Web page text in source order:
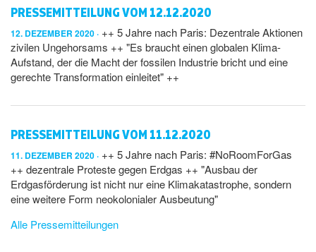
PRESSEMITTEILUNG VOM 12.12.2020
12. DEZEMBER 2020
++ 5 Jahre nach Paris: Dezentrale Aktionen
zivilen Ungehorsams ++ "Es braucht einen globalen Klima-
Aufstand, der die Macht der fossilen Industrie bricht und eine
gerechte Transformation einleitet" ++
PRESSEMITTEILUNG VOM 11.12.2020
11. DEZEMBER 2020
++ 5 Jahre nach Paris: #NoRoomForGas
++ dezentrale Proteste gegen Erdgas ++ "Ausbau der
Erdgasförderung ist nicht nur eine Klimakatastrophe, sondern
eine weitere Form neokolonialer Ausbeutung"
Alle Pressemitteilungen